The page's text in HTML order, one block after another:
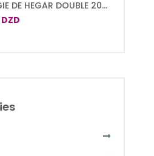
DE HEGAR DOUBLE 20